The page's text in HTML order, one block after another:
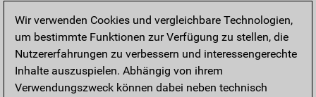
Wir verwenden Cookies und vergleichbare Technologien,
um bestimmte Funktionen zur Verfügung zu stellen, die
Nutzererfahrungen zu verbessern und interessengerechte
Inhalte auszuspielen. Abhängig von ihrem
Verwendungszweck können dabei neben technisch